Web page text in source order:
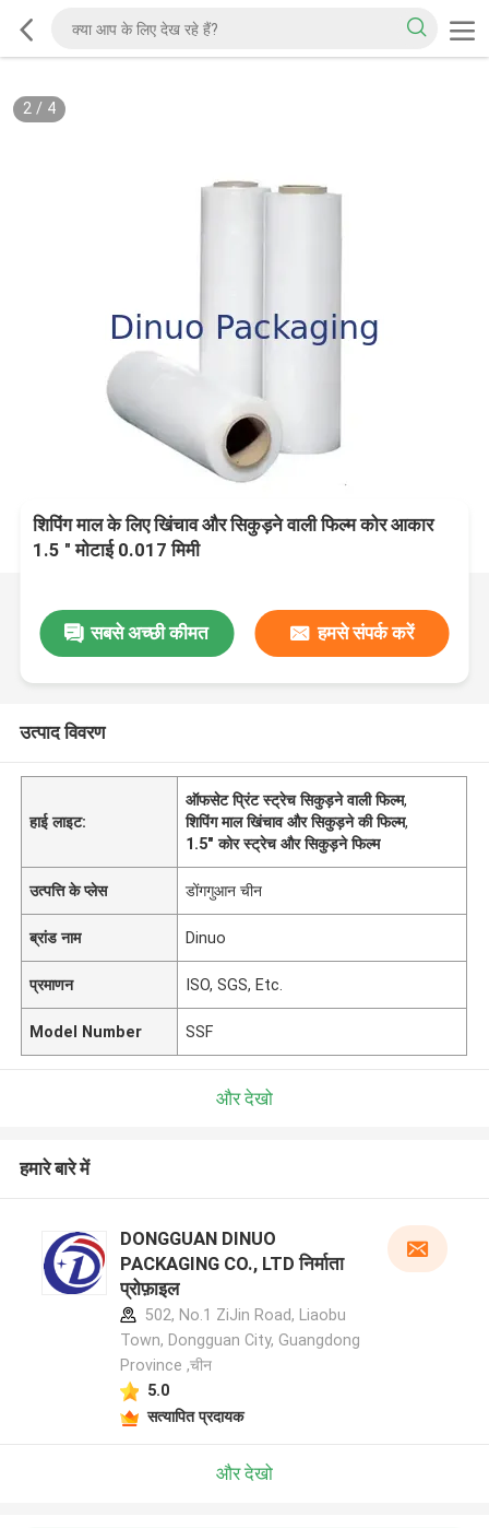
2/ 4
शिपिंग माल के लिए खिंचाव और सिकुड़ने वाली फिल्म कोर आकार
1.5 " मोटाई 0.017 मिमी
सबसे अच्छी कीमत हमसे संपर्क करें
उत्पाद विवरण
हाई लाइट:
ऑफसेट प्रिंट स्ट्रेच सिकुड़ने वाली फिल्म,
शिपिंग माल खिंचाव और सिकुड़ने की फिल्म,
1.5" कोर स्ट्रेच और सिकुड़ने फिल्म
उत्पत्ति के प्लेस डोंगगुआन चीन
ब्रांड नाम Dinuo
प्रमाणन ISO, SGS, Etc.
Model Number SSF
और देखो
हमारे बारे में
DONGGUAN DINUO
PACKAGING CO., LTD निर्माता
प्रोफ़ाइल
502, No.1 ZiJin Road, Liaobu
Town, Dongguan City, Guangdong
Province ,चीन
5.0
सत्यापित प्रदायक
और देखो